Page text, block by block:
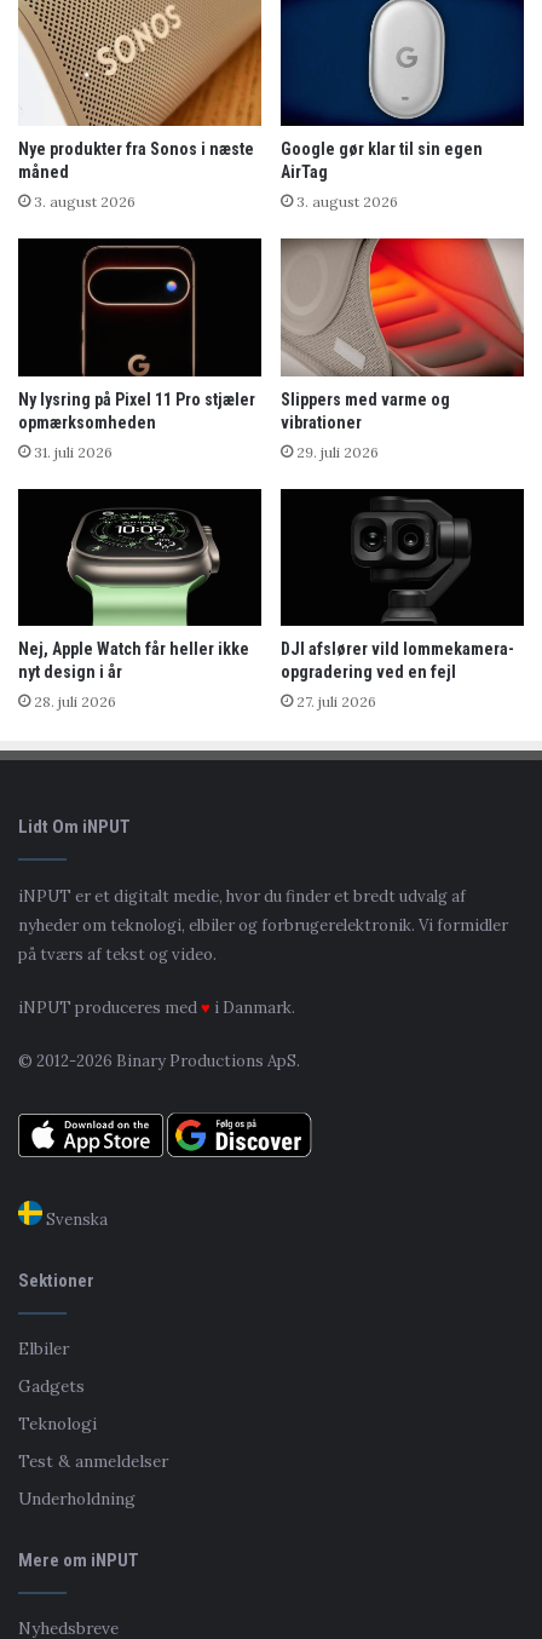
Nye produkter fra Sonos i næste
måned
3. august 2026
Google gør klar til sin egen
AirTag
3. august 2026
Ny lysring på Pixel 11 Pro stjæler
opmærksomheden
31. juli 2026
Slippers med varme og
vibrationer
29. juli 2026
Nej, Apple Watch får heller ikke
nyt design i år
28. juli 2026
DJI afslører vild lommekamera-
opgradering ved en fejl
27. juli 2026
Lidt Om iNPUT
iNPUT er et digitalt medie, hvor du finder et bredt udvalg af
nyheder om teknologi, elbiler og forbrugerelektronik. Vi formidler
på tværs af tekst og video.
iNPUT produceres med♥ i Danmark.
© 2012-2026 Binary Productions ApS.
Svenska
Sektioner
Elbiler
Gadgets
Teknologi
Test & anmeldelser
Underholdning
Mere om iNPUT
Nyhedsbreve